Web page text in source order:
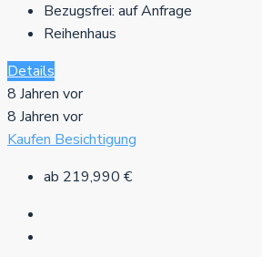
Bezugsfrei: auf Anfrage
Reihenhaus
Details
8 Jahren vor
8 Jahren vor
Kaufen Besichtigung
ab 219,990 €